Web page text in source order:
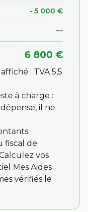
- 5 000 €
—
6 800 €
: TVA 5,5
à charge :
il ne
fiscal de
vos
Mes Aides
vérifiés le